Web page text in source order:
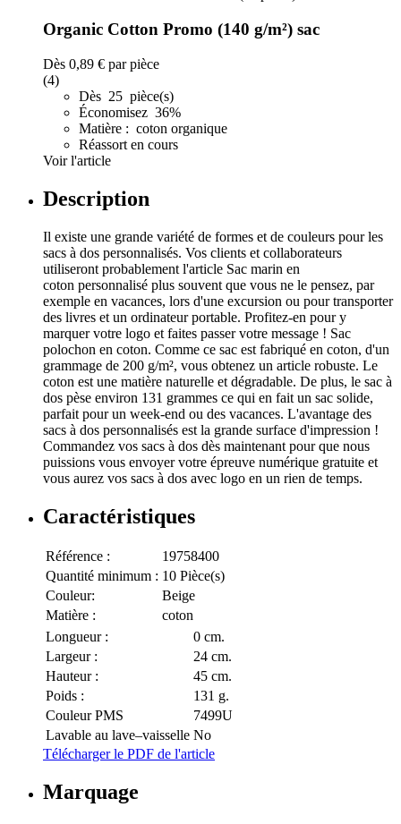
Organic Cotton Promo (140 g/m²) sac
Dès 0,89 € par pièce
(4)
Dès 25 pièce(s)
Économisez 36%
Matière : coton organique
Réassort en cours
Voir l'article
Description
Il existe une grande variété de formes et de couleurs pour les
sacs à dos personnalisés. Vos clients et collaborateurs
utiliseront probablement l'article Sac marin en
coton personnalisé plus souvent que vous ne le pensez, par
exemple en vacances, lors d'une excursion ou pour transporter
des livres et un ordinateur portable. Profitez-en pour y
marquer votre logo et faites passer votre message ! Sac
polochon en coton. Comme ce sac est fabriqué en coton, d'un
grammage de 200 g/m², vous obtenez un article robuste. Le
coton est une matière naturelle et dégradable. De plus, le sac à
dos pèse environ 131 grammes ce qui en fait un sac solide,
parfait pour un week-end ou des vacances. L'avantage des
sacs à dos personnalisés est la grande surface d'impression !
Commandez vos sacs à dos dès maintenant pour que nous
puissions vous envoyer votre épreuve numérique gratuite et
vous aurez vos sacs à dos avec logo en un rien de temps.
Caractéristiques
Référence :
19758400
Quantité minimum : 10 Pièce(s)
Couleur:
Beige
Matière :
coton
Longueur :
0 cm.
Largeur :
24 cm.
Hauteur :
45 cm.
Poids :
131 g.
Couleur PMS
7499U
Lavable au lave–vaisselle No
Télécharger le PDF de l'article
Marquage